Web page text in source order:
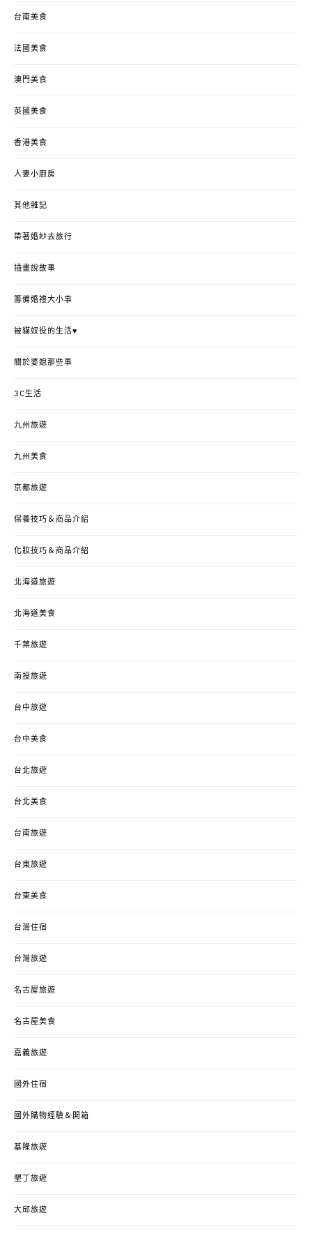
台南美食
法國美食
澳門美食
英國美食
香港美食
人妻小廚房
其他雜記
帶著婚紗去旅行
插畫說故事
籌備婚禮大小事
被貓奴役的生活♥
關於婆媳那些事
3C生活
九州旅遊
九州美食
京都旅遊
保養技巧＆商品介紹
化妝技巧＆商品介紹
北海道旅遊
北海道美食
千葉旅遊
南投旅遊
台中旅遊
台中美食
台北旅遊
台北美食
台南旅遊
台東旅遊
台東美食
台灣住宿
台灣旅遊
名古屋旅遊
名古屋美食
嘉義旅遊
國外住宿
國外購物經驗＆開箱
基隆旅遊
墾丁旅遊
大邱旅遊